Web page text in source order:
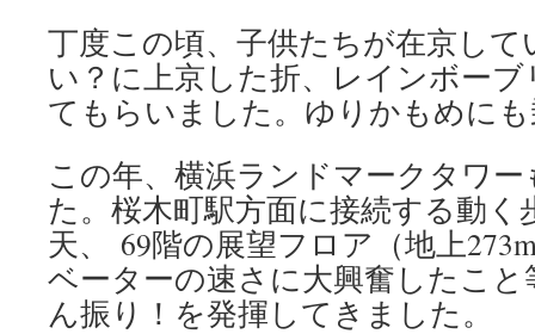
丁度この頃、子供たちが在京し
い？に上京した折、レインボー
てもらいました。ゆりかもめに
この年、横浜ランドマークタワ
た。桜木町駅方面に接続する動く
天、 69階の展望フロア（地上
ベーターの速さに大興奮したこ
ん振り！を発揮してきました。